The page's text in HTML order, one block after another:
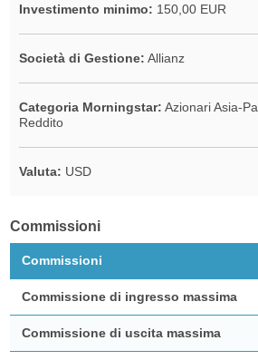
Investimento minimo: 150,00 EUR
Società di Gestione: Allianz
Categoria Morningstar: Azionari Asia-
Reddito
Valuta: USD
Commissioni
Commissioni
Commissione di ingresso massima
Commissione di uscita massima